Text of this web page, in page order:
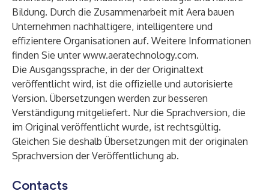
Bildung. Durch die Zusammenarbeit mit Aera bauen
Unternehmen nachhaltigere, intelligentere und
effizientere Organisationen auf. Weitere Informationen
finden Sie unterwww.aeratechnology.com.
Die Ausgangssprache, in der der Originaltext
veröffentlicht wird, ist die offizielle und autorisierte
Version. Übersetzungen werden zur besseren
Verständigung mitgeliefert. Nur die Sprachversion, die
im Original veröffentlicht wurde, ist rechtsgültig.
Gleichen Sie deshalb Übersetzungen mit der originalen
Sprachversion der Veröffentlichung ab.
Contacts